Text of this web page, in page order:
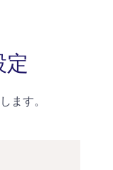
定
ます。